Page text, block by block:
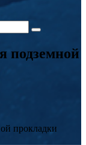
подземной
прокладки